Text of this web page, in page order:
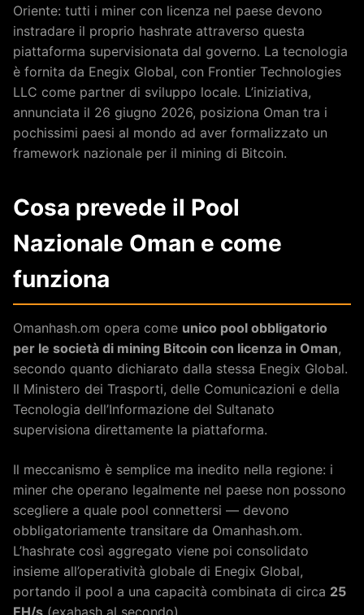
Oriente: tutti i miner con licenza nel paese devono
instradare il proprio hashrate attraverso questa
piattaforma supervisionata dal governo. La tecnologia
è fornita da Enegix Global, con Frontier Technologies
LLC come partner di sviluppo locale. L’iniziativa,
annunciata il 26 giugno 2026, posiziona Oman tra i
pochissimi paesi al mondo ad aver formalizzato un
framework nazionale per il mining di Bitcoin.
Cosa prevede il Pool
Nazionale Oman e come
funziona
Omanhash.om opera come unico pool obbligatorio
per le società di mining Bitcoin con licenza in Oman,
secondo quanto dichiarato dalla stessa Enegix Global.
Il Ministero dei Trasporti, delle Comunicazioni e della
Tecnologia dell’Informazione del Sultanato
supervisiona direttamente la piattaforma.
Il meccanismo è semplice ma inedito nella regione: i
miner che operano legalmente nel paese non possono
scegliere a quale pool connettersi — devono
obbligatoriamente transitare da Omanhash.om.
L’hashrate così aggregato viene poi consolidato
insieme all’operatività globale di Enegix Global,
portando il pool a una capacità combinata di circa 25